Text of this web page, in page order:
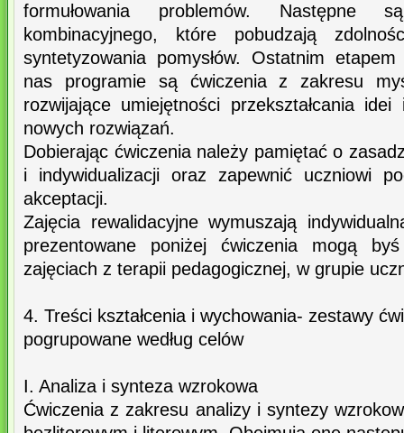
formułowania problemów. Następne
kombinacyjnego, które pobudzają
syntetyzowania pomysłów. Ostatnim
nas programie są ćwiczenia z zakresu
rozwijające umiejętności przekształcania
nowych rozwiązań.
Dobierając ćwiczenia należy pamiętać o
i indywidualizacji oraz zapewnić uczniowi
akceptacji.
Zajęcia rewalidacyjne wymuszają
prezentowane poniżej ćwiczenia mogą
zajęciach z terapii pedagogicznej, w grupie
4. Treści kształcenia i wychowania- zestawy
pogrupowane według celów
I. Analiza i synteza wzrokowa
Ćwiczenia z zakresu analizy i syntezy